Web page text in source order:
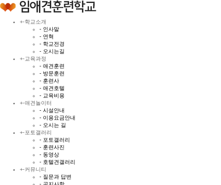
+-학교소개
- 인사말
- 연혁
- 학교전경
- 오시는길
+- 교육과정
- 애견훈련
- 방문훈련
- 훈련사
- 애견호텔
- 교육비용
+-애견놀이터
- 시설안내
- 이용요금안내
- 오시는 길
+-포토갤러리
- 포토갤러리
- 훈련사진
- 동영상
- 호텔견갤러리
+-커뮤니티
- 질문과 답변